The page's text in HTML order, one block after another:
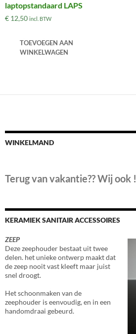
laptopstandaard LAPS
€ 12,50 incl. BTW
TOEVOEGEN AAN
WINKELWAGEN
WINKELMAND
Terug van vakantie?? Wij ook !
KERAMIEK SANITAIR ACCESSOIRES
ZEEP
Deze zeephouder bestaat uit twee
delen. het unieke ontwerp maakt dat
de zeep nooit vast kleeft maar juist
snel droogt.
Het schoonmaken van de
zeephouder is eenvoudig, en in een
handomdraai gebeurd.